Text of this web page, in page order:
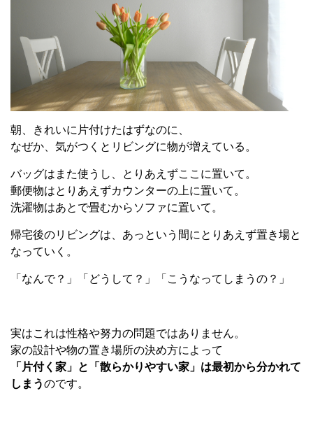
朝、きれいに片付けたはずなのに、
なぜか、気がつくとリビングに物が増えている。
バッグはまた使うし、とりあえずここに置いて。
郵便物はとりあえずカウンターの上に置いて。
洗濯物はあとで畳むからソファに置いて。
帰宅後のリビングは、あっという間にとりあえず置き場と
なっていく。
「なんで？」「どうして？」「こうなってしまうの？」
実はこれは性格や努力の問題ではありません。
家の設計や物の置き場所の決め方によって
「片付く家」と「散らかりやすい家」は最初から分かれて
しまうのです。